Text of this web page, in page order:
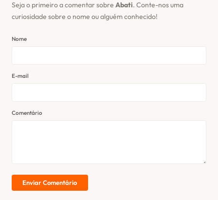
Seja o primeiro a comentar sobre Abati. Conte-nos uma
curiosidade sobre o nome ou alguém conhecido!
Nome
E-mail
Comentário
Enviar Comentário